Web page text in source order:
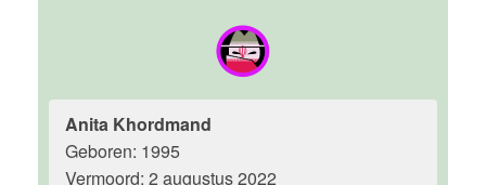
Anita Khordmand
Geboren: 1995
Vermoord: 2 augustus 2022